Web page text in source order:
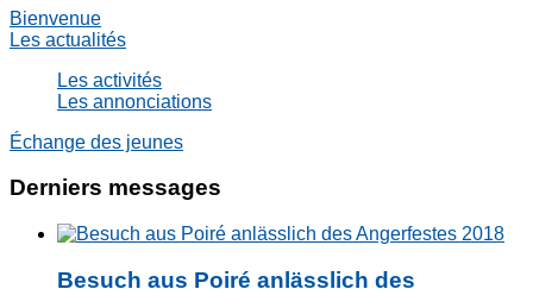
Bienvenue
Les actualités
Les activités
Les annonciations
Échange des jeunes
Derniers messages
Besuch aus Poiré anlässlich des